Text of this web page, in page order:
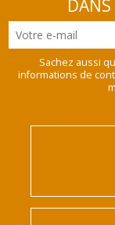
Sachez aussi
informations de